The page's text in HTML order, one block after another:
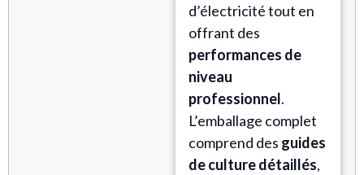
d’électricité tout en
offrant des
performances de
niveau
professionnel.
L’emballage complet
comprend des guides
de culture détaillés,